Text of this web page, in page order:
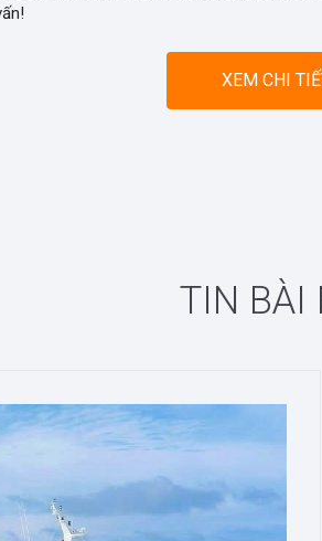
XEM CHI
TIN BÀI